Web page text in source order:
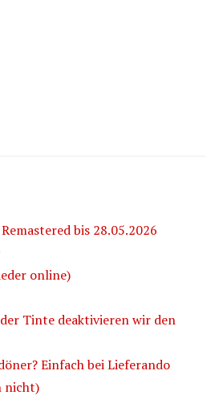
bis 28.05.2026
online)
Tinte deaktivieren wir den
Einfach bei Lieferando
nicht)